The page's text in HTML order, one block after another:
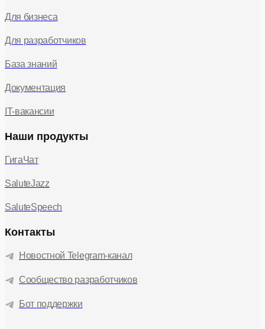
Для бизнеса
Для разработчиков
База знаний
Документация
IT-вакансии
Наши продукты
ГигаЧат
SaluteJazz
SaluteSpeech
Контакты
Новостной Telegram-канал
Сообщество разработчиков
Бот поддержки